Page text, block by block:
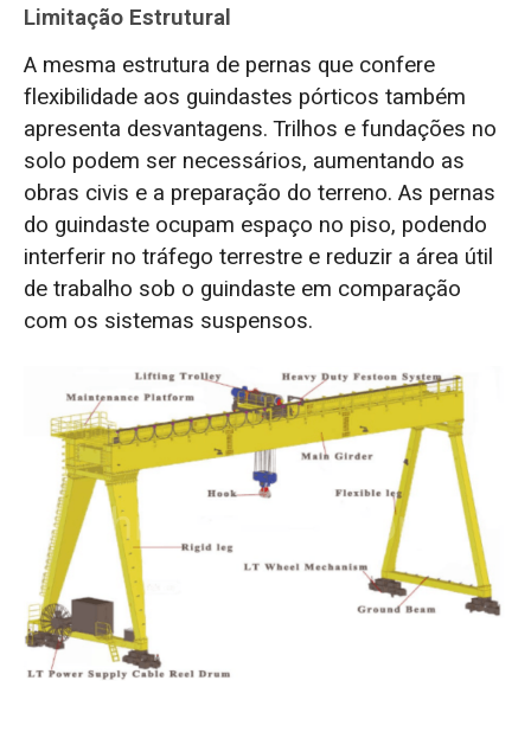
Limitação Estrutural
A mesma estrutura de pernas que confere
flexibilidade aos guindastes pórticos também
apresenta desvantagens. Trilhos e fundações no
solo podem ser necessários, aumentando as
obras civis e a preparação do terreno. As pernas
do guindaste ocupam espaço no piso, podendo
interferir no tráfego terrestre e reduzir a área útil
de trabalho sob o guindaste em comparação
com os sistemas suspensos.